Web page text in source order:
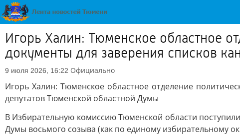
Игорь Халин: Тюменское областное
документы для заверения списков
9 июля 2026, 16:22 Официально
Игорь Халин: Тюменское областное отделение
депутатов Тюменской областной Думы
В Избирательную комиссию Тюменской области
Думы восьмого созыва (как по единому избирательному